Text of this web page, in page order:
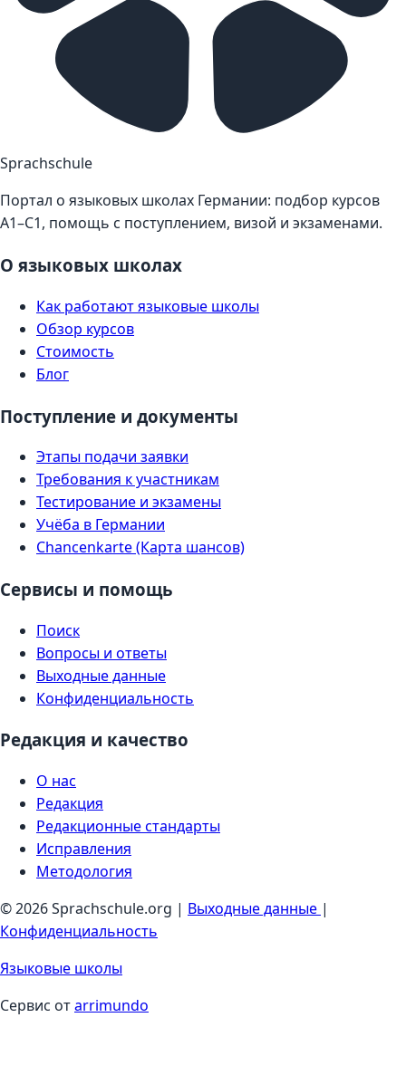
Sprachschule
Портал о языковых школах Германии: подбор курсов
A1–C1, помощь с поступлением, визой и экзаменами.
О языковых школах
Как работают языковые школы
Обзор курсов
Стоимость
Блог
Поступление и документы
Этапы подачи заявки
Требования к участникам
Тестирование и экзамены
Учёба в Германии
Chancenkarte (Карта шансов)
Сервисы и помощь
Поиск
Вопросы и ответы
Выходные данные
Конфиденциальность
Редакция и качество
О нас
Редакция
Редакционные стандарты
Исправления
Методология
© 2026 Sprachschule.org | Выходные данные |
Конфиденциальность
Языковые школы
Сервис отarrimundo